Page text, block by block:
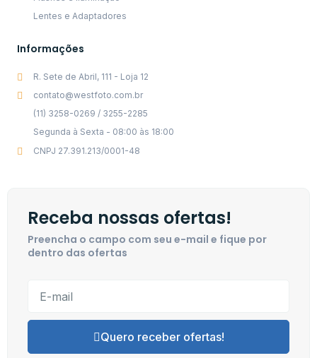
Lentes e Adaptadores
Informações
R. Sete de Abril, 111 - Loja 12
contato@westfoto.com.br
(11) 3258-0269 / 3255-2285
Segunda à Sexta - 08:00 às 18:00
CNPJ 27.391.213/0001-48
Receba nossas ofertas!
Preencha o campo com seu e-mail e fique por
dentro das ofertas
Quero receber ofertas!